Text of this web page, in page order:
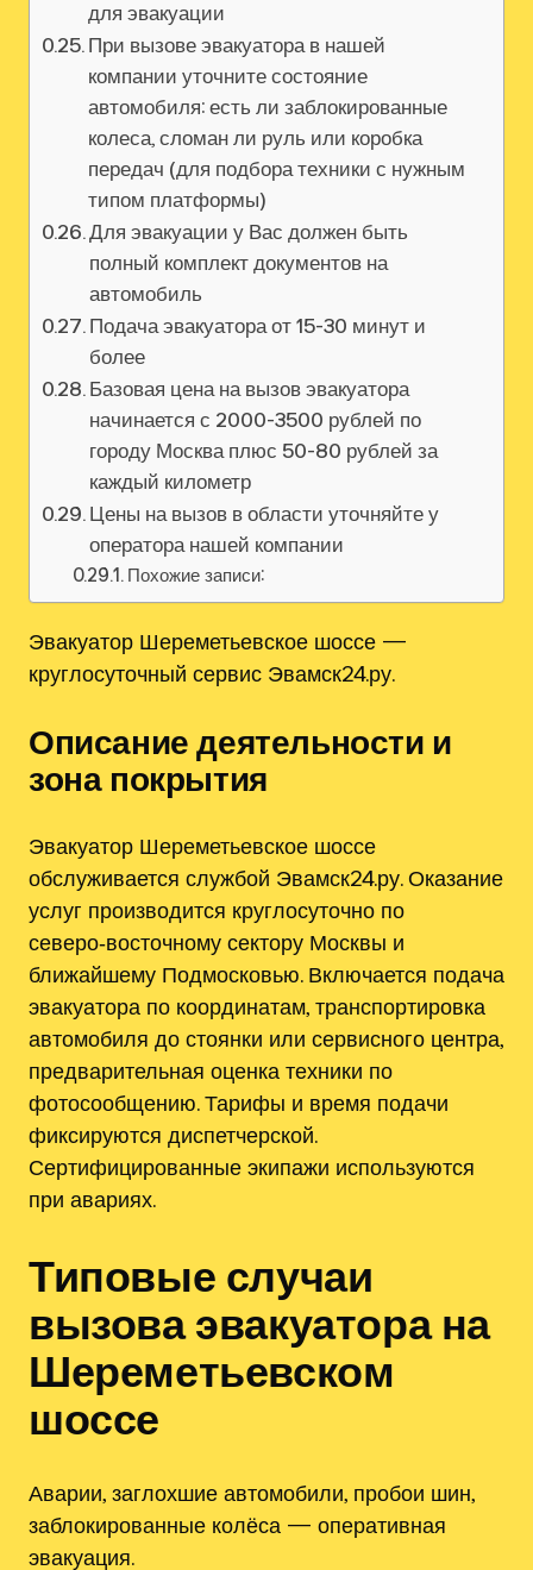
для эвакуации
При вызове эвакуатора в нашей
компании уточните состояние
автомобиля: есть ли заблокированные
колеса, сломан ли руль или коробка
передач (для подбора техники с нужным
типом платформы)
Для эвакуации у Вас должен быть
полный комплект документов на
автомобиль
Подача эвакуатора от 15-30 минут и
более
Базовая цена на вызов эвакуатора
начинается с 2000-3500 рублей по
городу Москва плюс 50-80 рублей за
каждый километр
Цены на вызов в области уточняйте у
оператора нашей компании
Похожие записи:
Эвакуатор Шереметьевское шоссе —
круглосуточный сервис Эвамск24.ру.
Описание деятельности и
зона покрытия
Эвакуатор Шереметьевское шоссе
обслуживается службой Эвамск24.ру. Оказание
услуг производится круглосуточно по
северо‑восточному сектору Москвы и
ближайшему Подмосковью. Включается подача
эвакуатора по координатам, транспортировка
автомобиля до стоянки или сервисного центра,
предварительная оценка техники по
фотосообщению. Тарифы и время подачи
фиксируются диспетчерской.
Сертифицированные экипажи используются
при авариях.
Типовые случаи
вызова эвакуатора на
Шереметьевском
шоссе
Аварии, заглохшие автомобили, пробои шин,
заблокированные колёса — оперативная
эвакуация.